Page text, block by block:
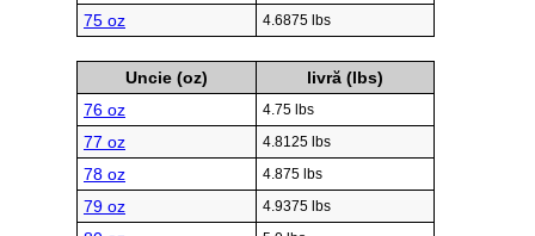
75 oz 4.6875 lbs
Uncie (oz)
livră (lbs)
76 oz
4.75 lbs
77 oz 4.8125 lbs
78 oz 4.875 lbs
79 oz 4.9375 lbs